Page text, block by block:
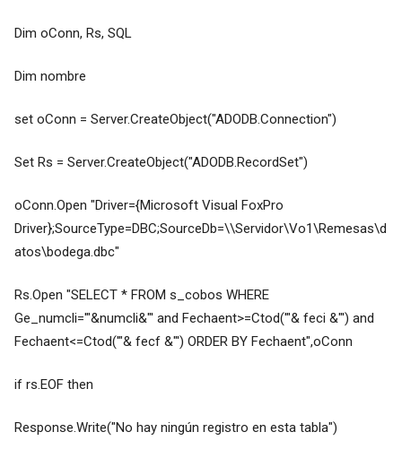
Dim oConn, Rs, SQL
Dim nombre
set oConn = Server.CreateObject("ADODB.Connection")
Set Rs = Server.CreateObject("ADODB.RecordSet")
oConn.Open "Driver={Microsoft Visual FoxPro
Driver};SourceType=DBC;SourceDb=\\Servidor\Vo1\Remesas\d
atos\bodega.dbc"
Rs.Open "SELECT * FROM s_cobos WHERE
Ge_numcli='"&numcli&"' and Fechaent>=Ctod('"& feci &"') and
Fechaent<=Ctod('"& fecf &"') ORDER BY Fechaent",oConn
if rs.EOF then
Response.Write("No hay ningún registro en esta tabla")